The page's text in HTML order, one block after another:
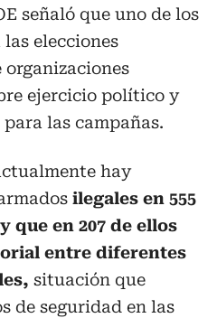
señaló que uno de los
elecciones
organizaciones
ejercicio político y
las campañas.
hay
ilegales en 555
que en 207 de ellos
entre diferentes
situación que
de seguridad en las